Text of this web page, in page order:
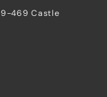
469 Castle